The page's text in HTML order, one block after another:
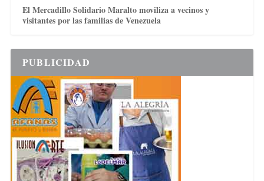
El Mercadillo Solidario Maralto moviliza a vecinos y
visitantes por las familias de Venezuela
PUBLICIDAD